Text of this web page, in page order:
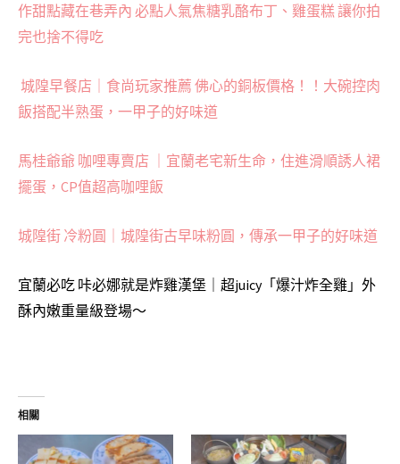
作甜點藏在巷弄內 必點人氣焦糖乳酪布丁、雞蛋糕 讓你拍
完也捨不得吃
城隍早餐店｜食尚玩家推薦 佛心的銅板價格！！大碗控肉
飯搭配半熟蛋，一甲子的好味道
馬桂爺爺 咖哩專賣店 ｜宜蘭老宅新生命，住進滑順誘人裙
擺蛋，CP值超高咖哩飯
城隍街 冷粉圓｜城隍街古早味粉圓，傳承一甲子的好味道
宜蘭必吃 咔必娜就是炸雞漢堡｜超juicy「爆汁炸全雞」外
酥內嫩重量級登場～
相關